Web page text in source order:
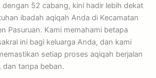
52 cabang, kini hadir lebih dekat
ibadah aqiqah Anda di Kecamatan
Pasuruan. Kami memahami betapa
ini bagi keluarga Anda, dan kami
setiap proses aqiqah berjalan
dan tanpa beban.